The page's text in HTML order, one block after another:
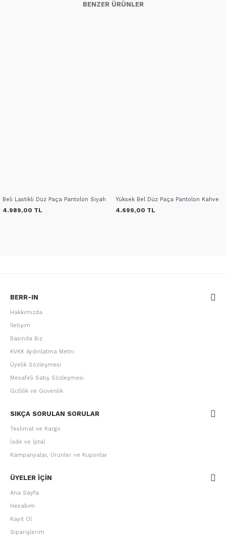
BENZER ÜRÜNLER
Beli Lastikli Düz Paça Pantolon Siyah
4.989,00 TL
Yüksek Bel Düz Paça Pantolon Kahve
4.699,00 TL
BERR-IN
Hakkımızda
İletişim
Basında Biz
KVKK Aydınlatma Metni
Üyelik Sözleşmesi
Mesafeli Satış Sözleşmesi
Gizlilik ve Güvenlik
SIKÇA SORULAN SORULAR
Teslimat ve Kargo
İade ve İptal
Kampanyalar, Ürünler ve Kuponlar
ÜYELER IÇIN
Ana Sayfa
Hesabım
Kayıt Ol
Siparişlerim